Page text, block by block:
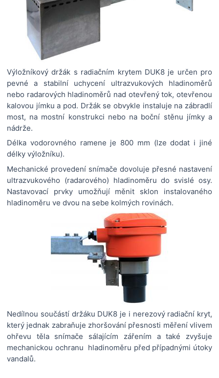
Výložníkový držák s radiačním krytem DUK8 je určen pro
pevné a stabilní uchycení ultrazvukových hladinoměrů
nebo radarových hladinoměrů nad otevřený tok, otevřenou
kalovou jímku a pod. Držák se obvykle instaluje na zábradlí
most, na mostní konstrukci nebo na boční stěnu jímky a
nádrže.
Délka vodorovného ramene je 800 mm (lze dodat i jiné
délky výložníku).
Mechanické provedení snímače dovoluje přesné nastavení
ultrazvukového (radarového) hladinoměru do svislé osy.
Nastavovací prvky umožňují měnit sklon instalovaného
hladinoměru ve dvou na sebe kolmých rovinách.
Nedílnou součástí držáku DUK8 je i nerezový radiační kryt,
který jednak zabraňuje zhoršování přesnosti měření vlivem
ohřevu těla snímače sálajícím zářením a také zvyšuje
mechanickou ochranu hladinoměru před případnými útoky
vandalů.